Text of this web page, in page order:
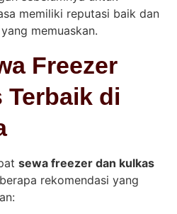
memiliki reputasi baik dan
memuaskan.
Freezer
di
sewa freezer dan kulkas
rekomendasi yang